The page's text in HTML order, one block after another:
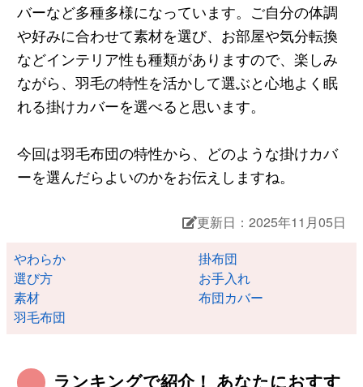
バーなど多種多様になっています。ご自分の体調
や好みに合わせて素材を選び、お部屋や気分転換
などインテリア性も種類がありますので、楽しみ
ながら、羽毛の特性を活かして選ぶと心地よく眠
れる掛けカバーを選べると思います。
今回は羽毛布団の特性から、どのような掛けカバ
ーを選んだらよいのかをお伝えしますね。
更新日：2025年11月05日
やわらか
掛布団
選び方
お手入れ
素材
布団カバー
羽毛布団
ランキングで紹介！ あなたにおすす